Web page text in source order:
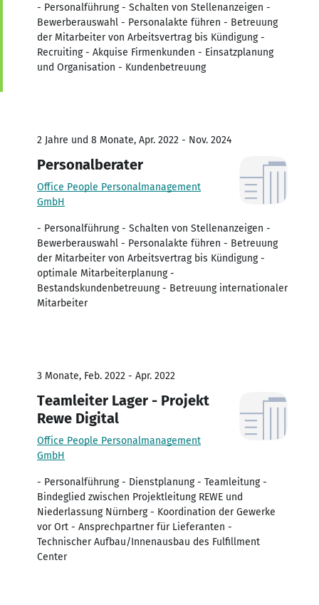
- Personalführung - Schalten von Stellenanzeigen -
Bewerberauswahl - Personalakte führen - Betreuung
der Mitarbeiter von Arbeitsvertrag bis Kündigung -
Recruiting - Akquise Firmenkunden - Einsatzplanung
und Organisation - Kundenbetreuung
2 Jahre und 8 Monate, Apr. 2022 - Nov. 2024
Personalberater
Office People Personalmanagement
GmbH
- Personalführung - Schalten von Stellenanzeigen -
Bewerberauswahl - Personalakte führen - Betreuung
der Mitarbeiter von Arbeitsvertrag bis Kündigung -
optimale Mitarbeiterplanung -
Bestandskundenbetreuung - Betreuung internationaler
Mitarbeiter
3 Monate, Feb. 2022 - Apr. 2022
Teamleiter Lager - Projekt
Rewe Digital
Office People Personalmanagement
GmbH
- Personalführung - Dienstplanung - Teamleitung -
Bindeglied zwischen Projektleitung REWE und
Niederlassung Nürnberg - Koordination der Gewerke
vor Ort - Ansprechpartner für Lieferanten -
Technischer Aufbau/Innenausbau des Fulfillment
Center